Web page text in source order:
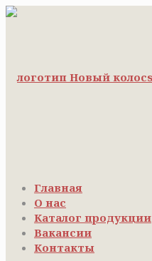
Главная
О нас
Каталог продукции
Вакансии
Контакты